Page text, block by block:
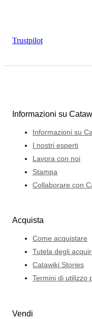
Trustpilot
Informazioni su
Informazioni su
I nostri esperti
Lavora con noi
Stampa
Collaborare con
Acquista
Come acquistare
Tutela degli
Catawiki Stories
Termini di utilizzo
Vendi